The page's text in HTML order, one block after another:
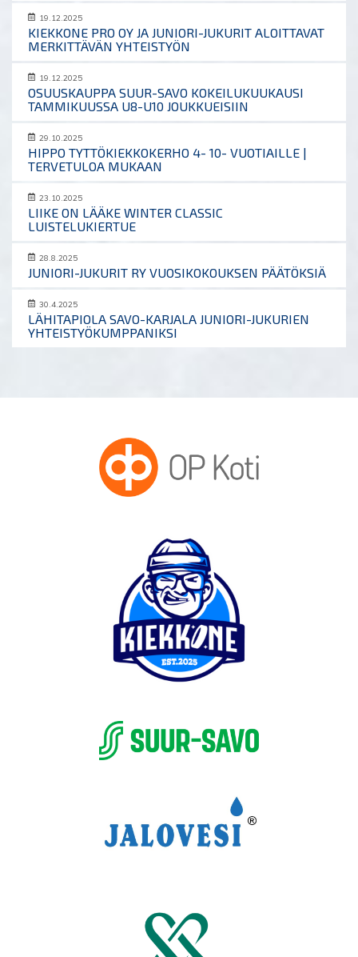
19.12.2025
KIEKKONE PRO OY JA JUNIORI-JUKURIT ALOITTAVAT
MERKITTÄVÄN YHTEISTYÖN
19.12.2025
OSUUSKAUPPA SUUR-SAVO KOKEILUKUUKAUSI
TAMMIKUUSSA U8-U10 JOUKKUEISIIN
29.10.2025
HIPPO TYTTÖKIEKKOKERHO 4- 10- VUOTIAILLE |
TERVETULOA MUKAAN
23.10.2025
LIIKE ON LÄÄKE WINTER CLASSIC
LUISTELUKIERTUE
28.8.2025
JUNIORI-JUKURIT RY VUOSIKOKOUKSEN PÄÄTÖKSIÄ
30.4.2025
LÄHITAPIOLA SAVO-KARJALA JUNIORI-JUKURIEN
YHTEISTYÖKUMPPANIKSI